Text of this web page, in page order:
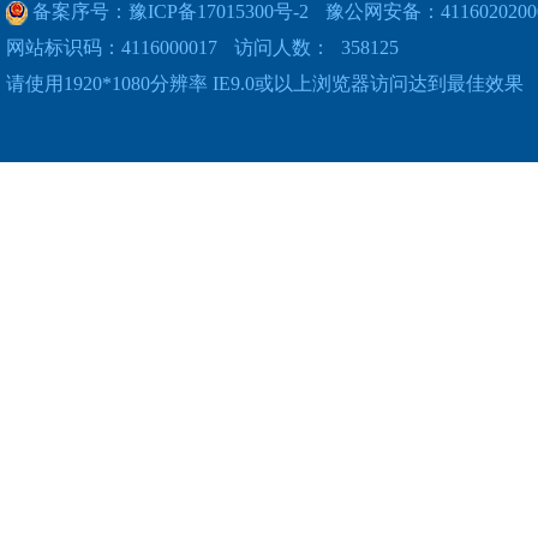
备案序号：豫ICP备17015300号-2
豫公网安备：
网站标识码：4116000017
访问人数：
358125
请使用1920*1080分辨率 IE9.0或以上浏览器访问达到最佳效果